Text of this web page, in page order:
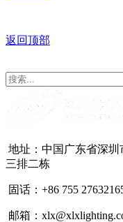
返回顶部
地址：中国广东省深
三排二栋
固话：+86 755
邮箱：